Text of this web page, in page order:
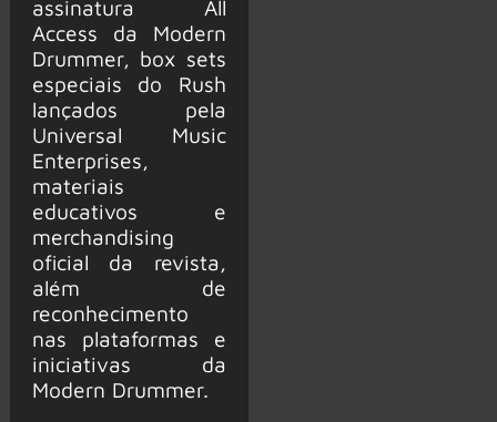
assinatura All
Access da Modern
Drummer, box sets
especiais do Rush
lançados pela
Universal Music
Enterprises,
materiais
educativos e
merchandising
oficial da revista,
além de
reconhecimento
nas plataformas e
iniciativas da
Modern Drummer.